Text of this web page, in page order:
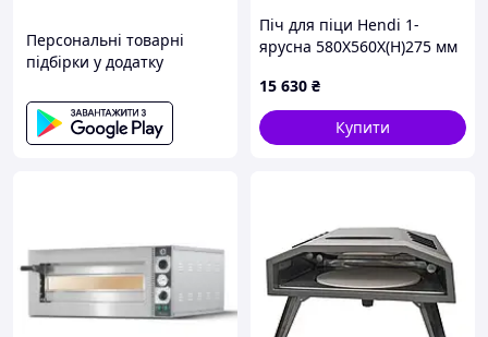
Персональні товарні
підбірки у додатку
Піч для піци Hendi 1-
ярусна 580X560X(H)275 мм
15 630 ₴
Купити